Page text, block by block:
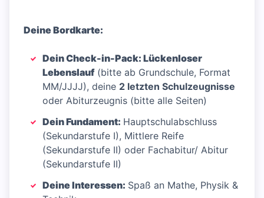
Deine Bordkarte:
Dein Check-in-Pack: Lückenloser
Lebenslauf(bitte ab Grundschule, Format
MM/JJJJ), deine 2 letzten Schulzeugnisse
oder Abiturzeugnis (bitte alle Seiten)
Dein Fundament: Hauptschulabschluss
(Sekundarstufe I), Mittlere Reife
(Sekundarstufe II) oder Fachabitur/ Abitur
(Sekundarstufe II)
Deine Interessen: Spaß an Mathe, Physik &